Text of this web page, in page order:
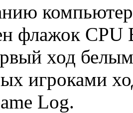
флажок
ход
игроками
Log.